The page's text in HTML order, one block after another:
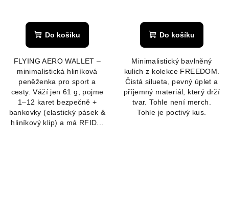
hodnocení
produktu
z
5
hvězdiček.
Do košíku
FLYING AERO WALLET –
minimalistická hliníková
peněženka pro sport a
cesty. Váží jen 61 g, pojme
1–12 karet bezpečně +
bankovky (elastický pásek &
hliníkový klip) a má RFID...
Do košíku
Minimalistický bavlněný
kulich z kolekce FREEDOM.
Čistá silueta, pevný úplet a
příjemný materiál, který drží
tvar. Tohle není merch.
Tohle je poctivý kus.